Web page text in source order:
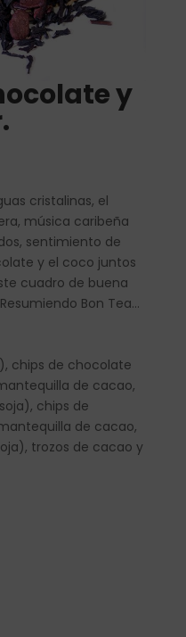
y
cristalinas, el
música caribeña
sentimiento de
y el coco juntos
cuadro de buena
Bon Tea…
chips de chocolate
de cacao,
chips de
de cacao,
trozos de cacao y